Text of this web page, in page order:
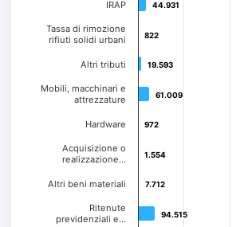
44.931
44.931
822
822
19.593
19.593
61.009
61.009
972
972
1.554
1.554
7.712
7.712
94.515
94.515
IRAP
Tassa di rimozione
rifiuti solidi urbani
Altri tributi
Mobili, macchinari e
attrezzature
Hardware
Acquisizione o
realizzazione…
Altri beni materiali
Ritenute
previdenziali e…